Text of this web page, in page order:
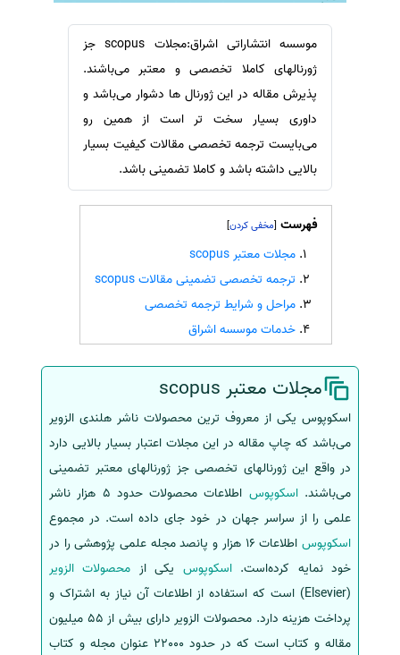
مشاهده همه زبان ها
سفارش پارافریز
سفارش فرمت‌بندی
سفارش کاهش کمیت
سفارش معرفی مجله
سفارش معرفی مقاله
سفارش معرفی کتاب
سفارش چکیده مبسوط
سفارش ترجمه مولتی‌مدیا
سفارش گویندگی
سفارش تولید محتوا
سفارش ترجمه همزمان
سفارش چکیده گرافیکی
سفارش تهیه کاورلتر
سفارش انگیزه‌نامه‌SOP
موسسه انتشاراتی اشراق:مجلات scopus جز
ژورنالهای کاملا تخصصی و معتبر می‌باشند.
پذیرش مقاله در این ژورنال ها دشوار می‌باشد و
داوری بسیار سخت تر است از همین رو
می‌بایست ترجمه تخصصی مقالات کیفیت بسیار
بالایی داشته باشد و کاملا تضمینی باشد.
فهرست [
]
مجلات معتبر scopus
ترجمه تخصصی تضمینی مقالات scopus
مراحل و شرایط ترجمه تخصصی
خدمات موسسه اشراق
مجلات معتبر scopus
اسکوپوس یکی از معروف ترین محصولات ناشر هلندی الزویر
می‌باشد که چاپ مقاله در این مجلات اعتبار بسیار بالایی دارد
در واقع این ژورنالهای تخصصی جز ژورنالهای معتبر تضمینی
می‌باشند.اسکوپوس
اطلاعات محصولات حدود 5 هزار ناشر
علمی را از سراسر جهان در خود جای داده‌ است. در مجموع
اسکوپوس
اطلاعات 16 هزار و پانصد مجله علمی پژوهشی را در
خود نمایه کرده‌است.اسکوپوس یکی از محصولات الزویر
(Elsevier) است که استفاده از اطلاعات آن نیاز به اشتراک و
پرداخت هزینه دارد. محصولات الزویر دارای بیش از 55 میلیون
مقاله و کتاب است که در حدود 22000 عنوان مجله و کتاب